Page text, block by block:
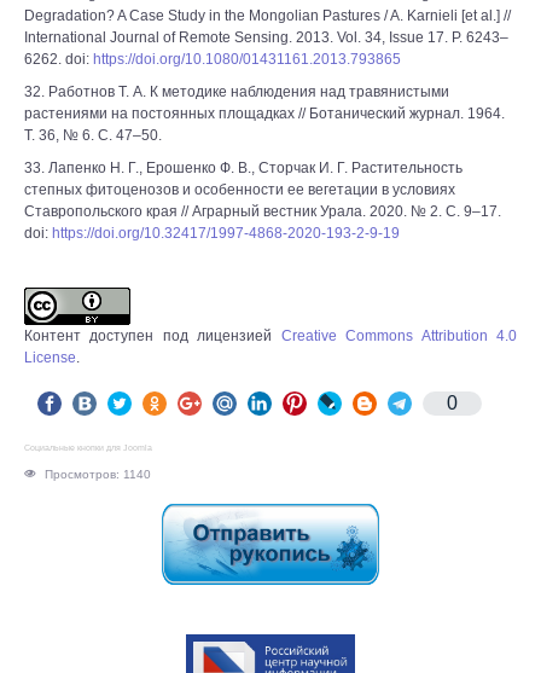
Degradation? A Case Study in the Mongolian Pastures / A. Karnieli [et al.] //
International Journal of Remote Sensing. 2013. Vol. 34, Issue 17. P. 6243–
6262. doi: https://doi.org/10.1080/01431161.2013.793865
32. Работнов Т. А. К методике наблюдения над травянистыми
растениями на постоянных площадках // Ботанический журнал. 1964.
Т. 36, № 6. С. 47–50.
33. Лапенко Н. Г., Ерошенко Ф. В., Сторчак И. Г. Растительность
степных фитоценозов и особенности ее вегетации в условиях
Ставропольского края // Аграрный вестник Урала. 2020. № 2. С. 9–17.
doi: https://doi.org/10.32417/1997-4868-2020-193-2-9-19
Контент доступен под лицензией Creative Commons Attribution 4.0
License.
0
Социальные кнопки для Joomla
Просмотров: 1140